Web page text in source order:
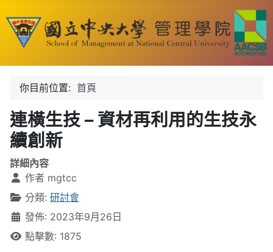
你目前位置: 首頁
連橫生技 – 資材再利用的生技永
續創新
詳細內容
作者 mgtcc
分類: 研討會
發佈: 2023年9月26日
點擊數: 1875